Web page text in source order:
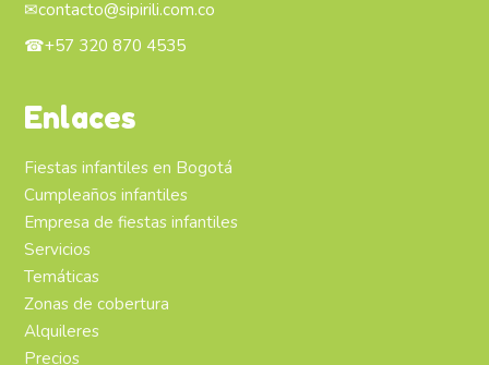
✉contacto@sipirili.com.co
☎+57 320 870 4535
Enlaces
Fiestas infantiles en Bogotá
Cumpleaños infantiles
Empresa de fiestas infantiles
Servicios
Temáticas
Zonas de cobertura
Alquileres
Precios